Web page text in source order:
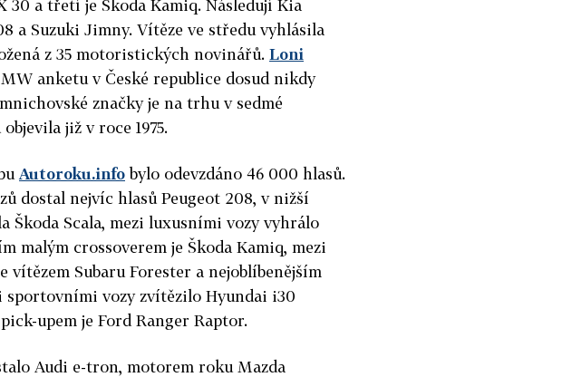
30 a třetí je Škoda Kamiq. Následují Kia
a Suzuki Jimny. Vítěze ve středu vyhlásila
z 35 motoristických novinářů. Loni
anketu v České republice dosud nikdy
značky je na trhu v sedmé
již v roce 1975.
Autoroku.infobylo odevzdáno 46 000 hlasů.
dostal nejvíc hlasů Peugeot 208, v nižší
Scala, mezi luxusními vozy vyhrálo
malým crossoverem je Škoda Kamiq, mezi
vítězem Subaru Forester a nejoblíbenějším
sportovními vozy zvítězilo Hyundai i30
upem je Ford Ranger Raptor.
Audi e-tron, motorem roku Mazda